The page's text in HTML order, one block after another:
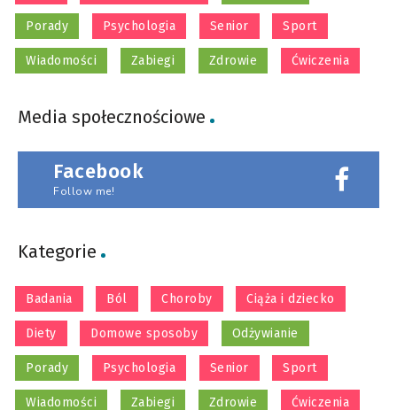
Porady Psychologia Senior Sport
Wiadomości Zabiegi Zdrowie Ćwiczenia
Media społecznościowe
Facebook
Follow me!
Kategorie
Badania Ból Choroby Ciąża i dziecko
Diety Domowe sposoby Odżywianie
Porady Psychologia Senior Sport
Wiadomości Zabiegi Zdrowie Ćwiczenia